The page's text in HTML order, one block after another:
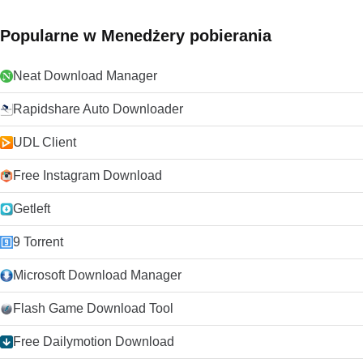
ciągłemu rozwojowi i ulepszaniu przez VideoLAN Org.
Szukasz VLC Media Player w wersji dla komputerów Mac?
Popularne w Menedżery pobierania
Neat Download Manager
Rapidshare Auto Downloader
UDL Client
Free Instagram Download
Getleft
9 Torrent
Microsoft Download Manager
Flash Game Download Tool
Free Dailymotion Download